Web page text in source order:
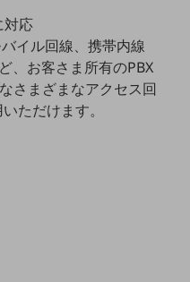
対応
イル回線、携帯内線
、お客さま所有のPBX
さまざまなアクセス回
ただけます。